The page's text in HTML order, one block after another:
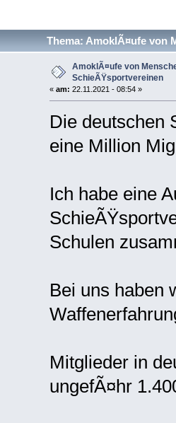
Thema: AmoklÃ¤ufe von
AmoklÃ¤ufe von
SchieÃŸsportvereinen
« am: 22.11.2021 - 08:54 »
Die deutschen
eine Million
Ich habe eine
Schulen
Bei uns haben
Mitglieder in
ungefÃ¤hr